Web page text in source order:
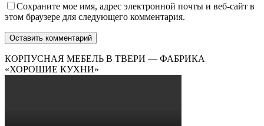
Сохраните мое имя, адрес электронной почты и веб-сайт в
этом браузере для следующего комментария.
КОРПУСНАЯ МЕБЕЛЬ В ТВЕРИ — ФАБРИКА
«ХОРОШИЕ КУХНИ»